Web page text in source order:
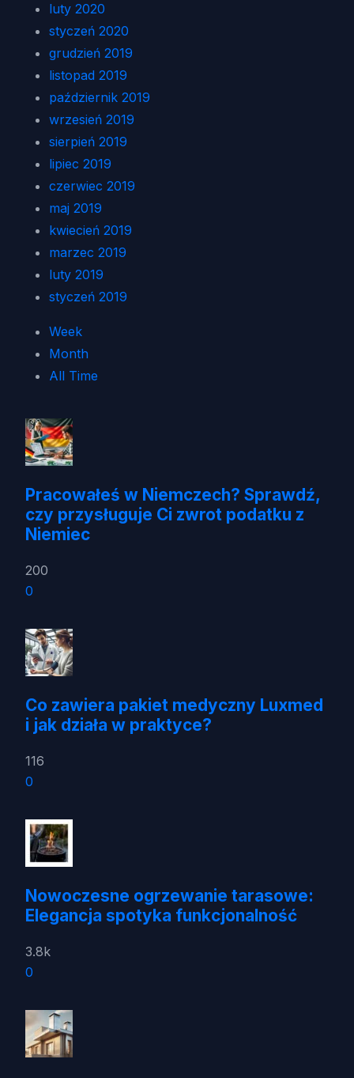
luty 2020
styczeń 2020
grudzień 2019
listopad 2019
październik 2019
wrzesień 2019
sierpień 2019
lipiec 2019
czerwiec 2019
maj 2019
kwiecień 2019
marzec 2019
luty 2019
styczeń 2019
Week
Month
All Time
Pracowałeś w Niemczech? Sprawdź,
czy przysługuje Ci zwrot podatku z
Niemiec
200
0
Co zawiera pakiet medyczny Luxmed
i jak działa w praktyce?
116
0
Nowoczesne ogrzewanie tarasowe:
Elegancja spotyka funkcjonalność
3.8k
0